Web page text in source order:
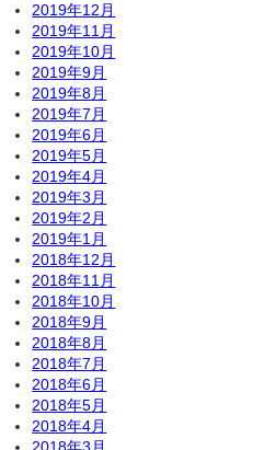
2019年12月
2019年11月
2019年10月
2019年9月
2019年8月
2019年7月
2019年6月
2019年5月
2019年4月
2019年3月
2019年2月
2019年1月
2018年12月
2018年11月
2018年10月
2018年9月
2018年8月
2018年7月
2018年6月
2018年5月
2018年4月